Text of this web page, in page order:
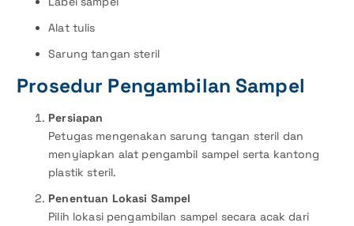
Alat tulis
Sarung tangan steril
Prosedur Pengambilan Sampel
Persiapan
Petugas mengenakan sarung tangan steril dan
menyiapkan alat pengambil sampel serta kantong
plastik steril.
Penentuan Lokasi Sampel
Pilih lokasi pengambilan sampel secara acak dari